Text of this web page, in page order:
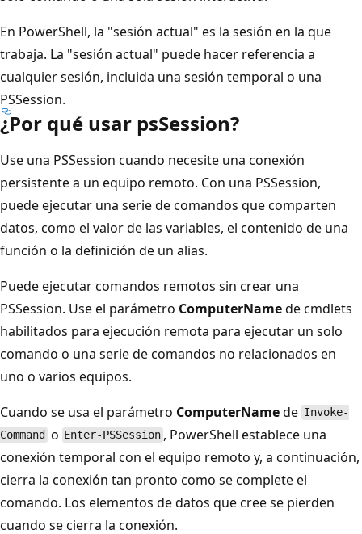
En PowerShell, la "sesión actual" es la sesión en la que
trabaja. La "sesión actual" puede hacer referencia a
cualquier sesión, incluida una sesión temporal o una
PSSession.
¿Por qué usar psSession?
Use una PSSession cuando necesite una conexión
persistente a un equipo remoto. Con una PSSession,
puede ejecutar una serie de comandos que comparten
datos, como el valor de las variables, el contenido de una
función o la definición de un alias.
Puede ejecutar comandos remotos sin crear una
PSSession. Use el parámetro ComputerNamede cmdlets
habilitados para ejecución remota para ejecutar un solo
comando o una serie de comandos no relacionados en
uno o varios equipos.
Cuando se usa el parámetro ComputerNamede Invoke-
Command o Enter-PSSession , PowerShell establece una
conexión temporal con el equipo remoto y, a continuación,
cierra la conexión tan pronto como se complete el
comando. Los elementos de datos que cree se pierden
cuando se cierra la conexión.